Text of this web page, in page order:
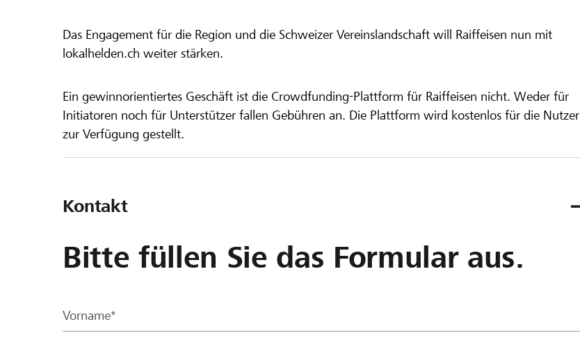
Das Engagement für die Region und die Schweizer Vereinslandschaft will Raiffeisen nun mit
lokalhelden.ch weiter stärken.
Ein gewinnorientiertes Geschäft ist die Crowdfunding-Plattform für Raiffeisen nicht. Weder für
Initiatoren noch für Unterstützer fallen Gebühren an. Die Plattform wird kostenlos für die Nutzer
zur Verfügung gestellt.
Kontakt
Bitte füllen Sie das Formular aus.
Vorname*